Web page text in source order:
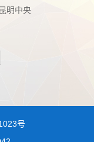
明中央
号